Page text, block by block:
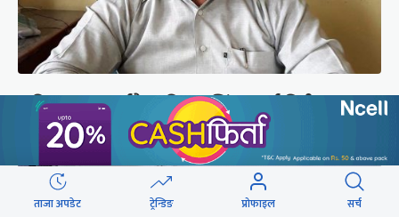
कपिलवस्तुका पूर्वमेयर किरण सिंह सम्पर्कविहीन,
जंगलमा भेटियो मोटरसाइकल
ताजा अपडेट ट्रेन्डिङ प्रोफाइल सर्च